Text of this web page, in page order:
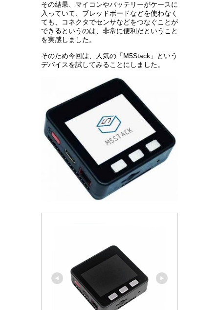
その結果、マイコンやバッテリーがケースに
入っていて、ブレッドボードなどを使わなく
ても、コネクタでセンサなどをつなぐことが
できるというのは、非常に便利だということ
を実感しました。
そのため今回は、人気の「M5Stack」という
デバイスを試してみることにしました。